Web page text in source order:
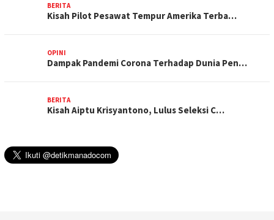
BERITA
Kisah Pilot Pesawat Tempur Amerika Terba…
OPINI
Dampak Pandemi Corona Terhadap Dunia Pen…
BERITA
Kisah Aiptu Krisyantono, Lulus Seleksi C…